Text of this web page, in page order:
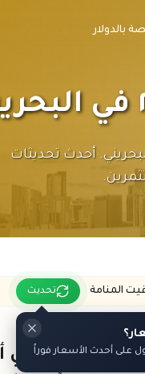
بالدولار
بالدينار البحريني. أحدث تحديثات
المنامة تحديث
على أحدث الأسعار فوراً